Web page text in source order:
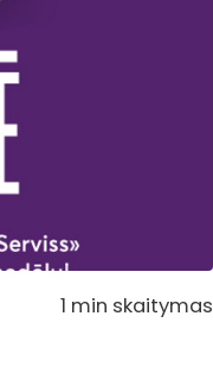
1 min skaitymas